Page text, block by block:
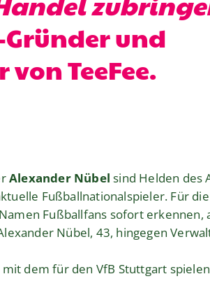
Gründer und
TeeFee.
Alexander Nübel sind Helden des
Fußballnationalspieler. Für
Fußballfans sofort erkennen,
Nübel, 43, hingegen
dem für den VfB Stuttgart